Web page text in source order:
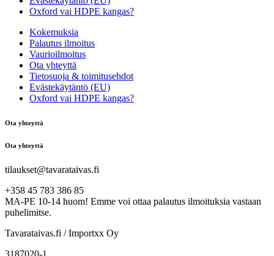
Oxford vai HDPE kangas?
Kokemuksia
Palautus ilmoitus
Vaurioilmoitus
Ota yhteyttä
Tietosuoja & toimitusehdot
Evästekäytäntö (EU)
Oxford vai HDPE kangas?
Ota yhteyttä
Ota yhteyttä
tilaukset@tavarataivas.fi
+358 45 783 386 85
MA-PE 10-14 huom! Emme voi ottaa palautus ilmoituksia vastaan
puhelimitse.
Tavarataivas.fi / Importxx Oy